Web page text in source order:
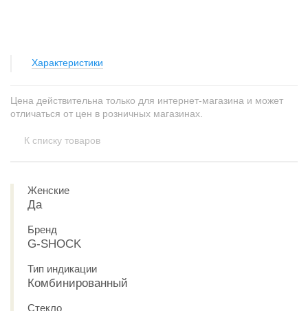
Характеристики
Цена действительна только для интернет-магазина и может
отличаться от цен в розничных магазинах.
К списку товаров
Женские
Да
Бренд
G-SHOCK
Тип индикации
Комбинированный
Стекло